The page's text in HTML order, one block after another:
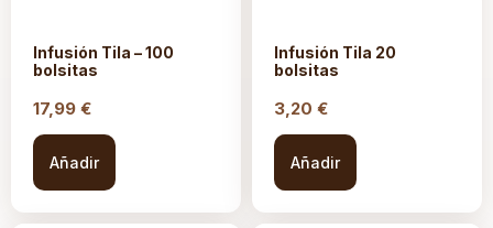
Infusión Tila – 100
bolsitas
17,99 €
Añadir
Infusión Tila 20
bolsitas
3,20 €
Añadir